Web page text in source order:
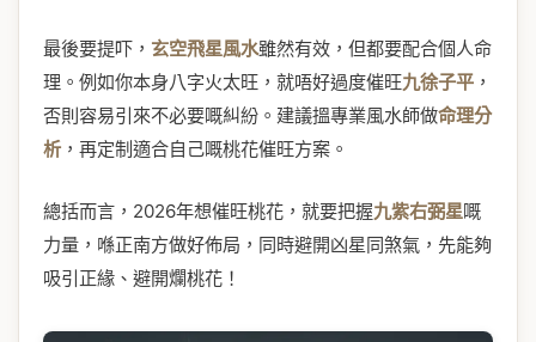
最後要提吓， 玄空飛星風水雖然有效，但都要配合個人命
理。例如你本身八字火太旺，就唔好過度催旺九徐子平 ，
否則容易引來不必要嘅糾紛。建議搵專業風水師做命理分
析 ，再定制適合自己嘅桃花催旺方案。
總括而言，2026年想催旺桃花，就要把握九紫右弼星嘅
力量，喺正南方做好佈局，同時避開凶星同煞氣，先能夠
吸引正緣、避開爛桃花！